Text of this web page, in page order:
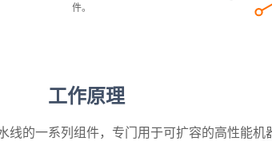
件。
工作原理
线的一系列组件，专门用于可扩容的高性能机